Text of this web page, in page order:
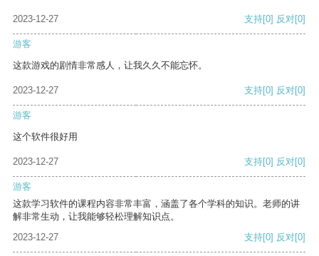
2023-12-27 支持[0] 反对[0]
游客
这款游戏的剧情非常感人，让我久久不能忘怀。
2023-12-27 支持[0] 反对[0]
游客
这个软件很好用
2023-12-27 支持[0] 反对[0]
游客
这款学习软件的课程内容非常丰富，涵盖了各个学科的知识。老师的讲
解非常生动，让我能够轻松理解知识点。
2023-12-27
支持[0] 反对[0]